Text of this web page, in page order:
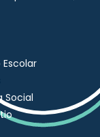
Social